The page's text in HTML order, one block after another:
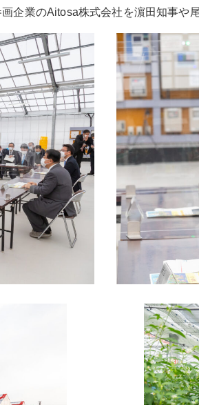
企業のAitosa株式会社を濵田知事や